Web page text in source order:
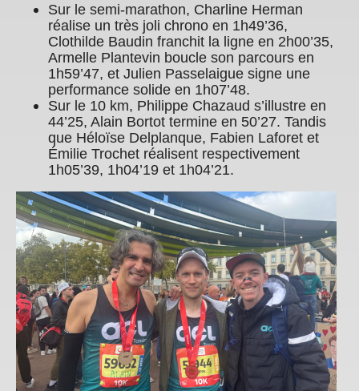
Sur le semi-marathon, Charline Herman
réalise un très joli chrono en 1h49’36,
Clothilde Baudin franchit la ligne en 2h00’35,
Armelle Plantevin boucle son parcours en
1h59’47, et Julien Passelaigue signe une
performance solide en 1h07’48.
Sur le 10 km, Philippe Chazaud s’illustre en
44’25, Alain Bortot termine en 50’27. Tandis
que Héloïse Delplanque, Fabien Laforet et
Émilie Trochet réalisent respectivement
1h05’39, 1h04’19 et 1h04’21.